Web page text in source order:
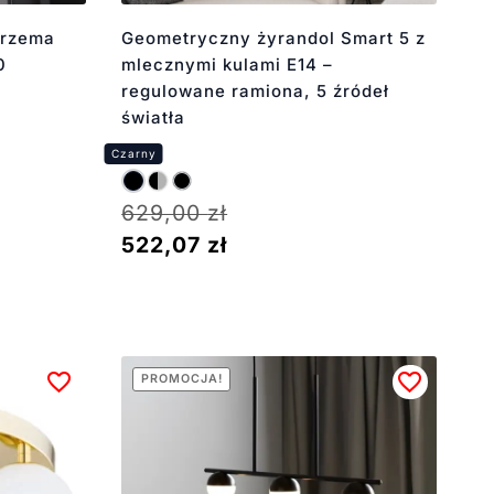
Geometryczny żyrandol Smart 5 z
mlecznymi kulami E14 –
regulowane ramiona, 5 źródeł
światła
629,00zł
522,07 zł
PROMOCJA!